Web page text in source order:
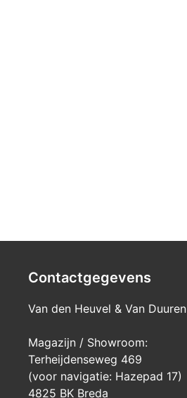
Contactgegevens
Van den Heuvel & Van Duuren
Magazijn / Showroom:
Terheijdenseweg 469
(voor navigatie: Hazepad 17)
4825 BK Breda